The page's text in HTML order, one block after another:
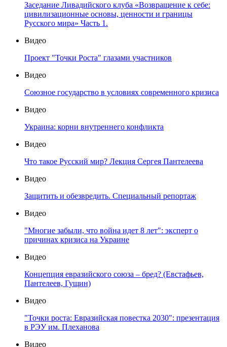
Заседание Ливадийского клуба «Возвращение к себе:
цивилизационные основы, ценности и границы
Русского мира» Часть 1.
Видео
Проект "Точки Роста" глазами участников
Видео
Союзное государство в условиях современного кризиса
Видео
Украина: корни внутреннего конфликта
Видео
Что такое Русский мир? Лекция Сергея Пантелеева
Видео
Защитить и обезвредить. Специальный репортаж
Видео
"Многие забыли, что война идет 8 лет": эксперт о
причинах кризиса на Украине
Видео
Концепция евразийского союза – бред? (Евстафьев,
Пантелеев, Гущин)
Видео
"Точки роста: Евразийская повестка 2030": презентация
в РЭУ им. Плеханова
Видео